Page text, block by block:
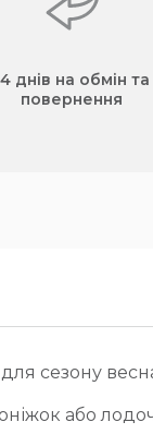
днів на обмін та
повернення
сезону
або